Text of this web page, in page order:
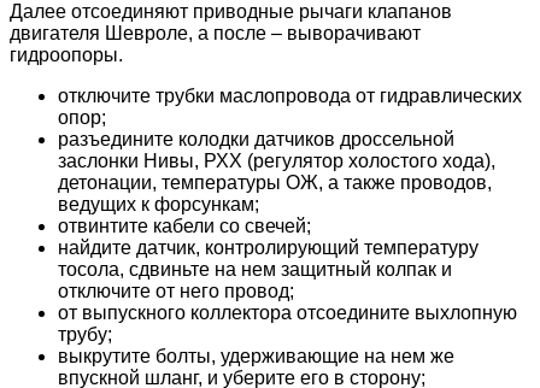
Далее отсоединяют приводные рычаги клапанов
двигателя Шевроле, а после – выворачивают
гидроопоры.
отключите трубки маслопровода от гидравлических
опор;
разъедините колодки датчиков дроссельной
заслонки Нивы, РХХ (регулятор холостого хода),
детонации, температуры ОЖ, а также проводов,
ведущих к форсункам;
отвинтите кабели со свечей;
найдите датчик, контролирующий температуру
тосола, сдвиньте на нем защитный колпак и
отключите от него провод;
от выпускного коллектора отсоедините выхлопную
трубу;
выкрутите болты, удерживающие на нем же
впускной шланг, и уберите его в сторону;